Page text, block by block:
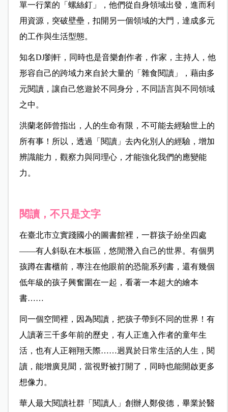
單一行業的「螺絲釘」，他們從自身領域出發，進而利
用資源，突破壁壘，扣開另一個領域的大門，達成多元
的工作與生活型態。
知名DJ劉軒，同時也是音樂創作者，作家，主持人，他
形容自己的跨域力來自於大量的「雜食閱讀」，藉由多
元閱讀，讓自己悠遊於不同身分，不同語言與不同領域
之中。
洪蘭老師曾指出，人的生命有限，不可能去經驗世上的
所有事！所以，透過「閱讀」去內化別人的經驗，增加
辨識能力，觀察力與同理心，才能強化我們的應變能
力。
閱讀，不只是文字
在臺北市立實踐國小的圖書館裡，一群孩子紛坐四處
——有人斜臥在木板區，悠閒潛入自己的世界。有個男
孩蹲在書櫃前，專注在他眼前的恐龍系列書，還有幾個
低年級的孩子興奮圍在一起，看著一本超大的繪本
書……
同一個空間裡，因為閱讀，把孩子帶到不同的世界！有
人讀著三千多年前的歷史，有人正進入作者的童年生
活，也有人正翱翔天際……迥異於日常生活的人生，閱
讀，能增廣見聞，當視野被打開了，同時也能開啟更多
想像力。
華人最大閱讀社群「閱讀人」創辦人鄭俊德，畢業於醫